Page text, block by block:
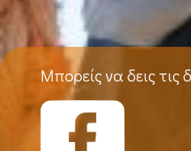
Μπορείς να δεις